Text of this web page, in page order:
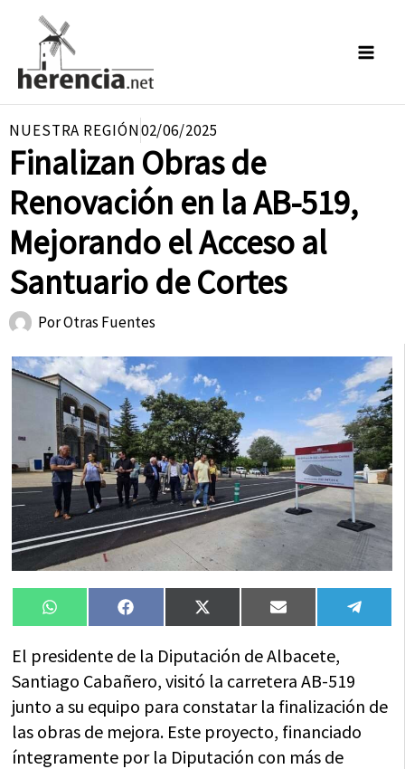
contenido
NUESTRA REGIÓN02/06/2025
Finalizan Obras de
Renovación en la AB-519,
Mejorando el Acceso al
Santuario de Cortes
PorOtras Fuentes
Compartir
en
WhatsAppCompartir
en
FacebookCompartir
en
X
(Twitter)
Compartir
en
Email
en
El presidente de la Diputación de Albacete,
Santiago Cabañero, visitó la carretera AB-519
junto a su equipo para constatar la finalización de
las obras de mejora. Este proyecto, financiado
íntegramente por la Diputación con más de